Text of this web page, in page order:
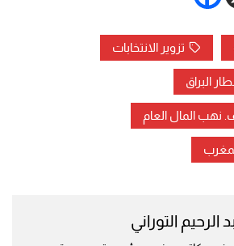
تزوير الانتخابات
البراق
نهب المال العام
الرحيم التوراني